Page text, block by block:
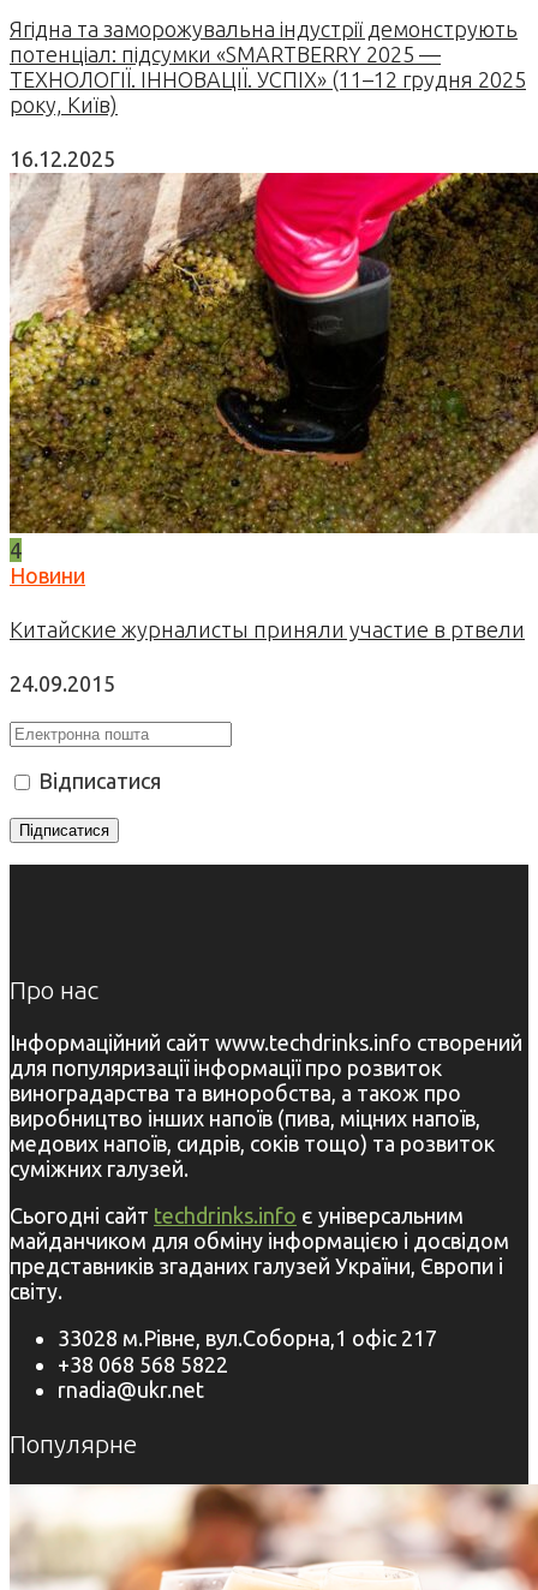
Ягідна та заморожувальна індустрії демонструють
потенціал: підсумки «SMARTBERRY 2025 —
ТЕХНОЛОГІЇ. ІННОВАЦІЇ. УСПІХ» (11–12 грудня 2025
року, Київ)
16.12.2025
4
Новини
Китайские журналисты приняли участие в ртвели
24.09.2015
Відписатися
Про нас
Інформаційний сайт www.techdrinks.info створений
для популяризації інформації про розвиток
виноградарства та виноробства, а також про
виробництво інших напоїв (пива, міцних напоїв,
медових напоїв, сидрів, соків тощо) та розвиток
суміжних галузей.
Сьогодні сайт techdrinks.info є універсальним
майданчиком для обміну інформацією і досвідом
представників згаданих галузей України, Європи і
світу.
33028 м.Рівне, вул.Соборна,1 офіс 217
+38 068 568 5822
rnadia@ukr.net
Популярне